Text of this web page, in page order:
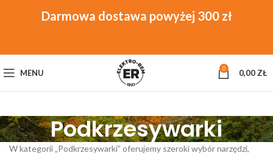
MENU 0 0,00 ZŁ
Podkrzesywarki
W kategorii „Podkrzesywarki” oferujemy szeroki wybór narzędzi,